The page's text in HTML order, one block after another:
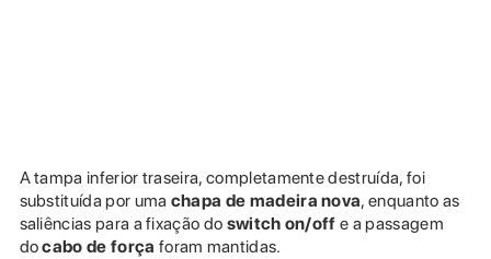
A tampa inferior traseira, completamente destruída, foi
substituída por uma chapa de madeira nova, enquanto as
saliências para a fixação do switch on/off e a passagem
docabo de força foram mantidas.